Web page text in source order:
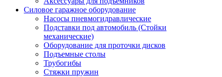
Силовое гаражное оборудование
Насосы пневмогидравлические
Подставки под автомобиль (Стойки
механические)
Оборудование для проточки дисков
Подъемные столы
Трубогибы
Стяжки пружин